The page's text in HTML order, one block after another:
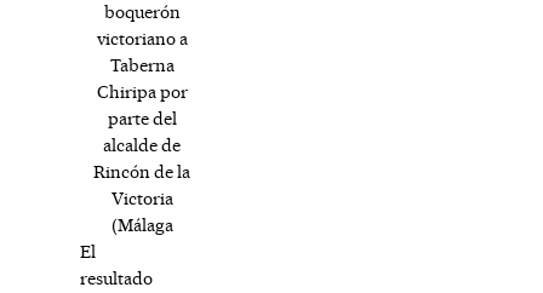
boquerón
victoriano a
Taberna
Chiripa por
parte del
alcalde de
Rincón de la
Victoria
(Málaga
El
resultado